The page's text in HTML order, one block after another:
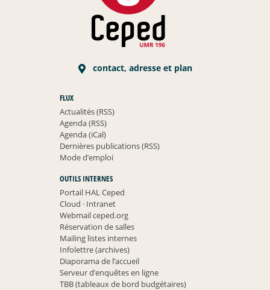
contact, adresse et plan
FLUX
Actualités (RSS)
Agenda (RSS)
Agenda (iCal)
Dernières publications (RSS)
Mode d’emploi
OUTILS INTERNES
Portail HAL Ceped
Cloud ·Intranet
Webmail ceped.org
Réservation de salles
Mailing listes internes
Infolettre (archives)
Diaporama de l’accueil
Serveur d’enquêtes en ligne
TBB (tableaux de bord budgétaires)